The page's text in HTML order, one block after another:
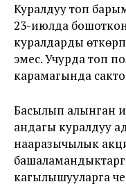
Куралдуу топ
23-июлда
куралдарды
эмес. Учурда топ
карамагында
Басылып алынган
андагы куралдуу
нааразычылык
кагылышууларга